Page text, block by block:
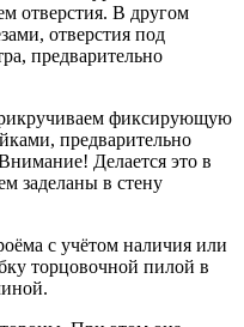
отверстия. В другом
отверстия под
предварительно
фиксирующую
предварительно
Делается это в
заделаны в стену
с учётом наличия или
торцовочной пилой в